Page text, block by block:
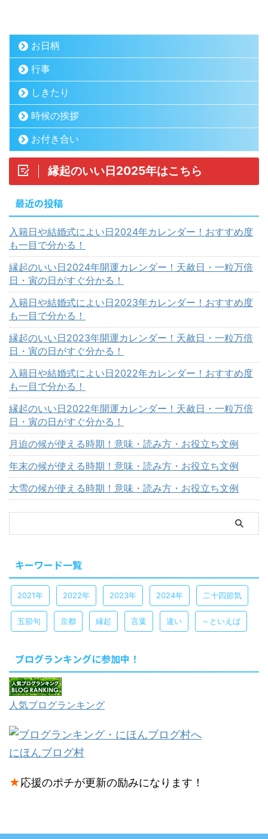
お日柄
行事
しきたり
時候の挨拶
お付き合い
縁起のいい日2025年はこちら
最近の投稿
入籍日や結婚式によい日2024年カレンダー！おすすめ度
も一目で分かる！
縁起のいい日2024年開運カレンダー！天赦日・一粒万倍
日・寅の日がすぐ分かる！
入籍日や結婚式によい日2023年カレンダー！おすすめ度
も一目で分かる！
縁起のいい日2023年開運カレンダー！天赦日・一粒万倍
日・寅の日がすぐ分かる！
入籍日や結婚式によい日2022年カレンダー！おすすめ度
も一目で分かる！
縁起のいい日2022年開運カレンダー！天赦日・一粒万倍
日・寅の日がすぐ分かる！
月迫の候が使える時期！意味・読み方・お役立ち文例
年末の候が使える時期！意味・読み方・お役立ち文例
大雪の候が使える時期！意味・読み方・お役立ち文例
キーワード一覧
2021年 2022年 2023年 2024年 二十四節気
五節句 京都 縁起 言葉 違い ～といえば
ブログランキングに参加中！
人気ブログランキング
にほんブログ村
★応援のポチが更新の励みになります！